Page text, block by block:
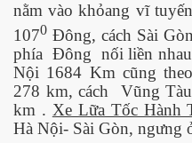
nằm vào khỏang vĩ tuyến
1070 Đông, cách Sài Gòn
phía Đông nối liền
Nội 1684 Km cũng
278 km, cách
Vũng
km . Xe Lữa Tốc Hành
Hà Nội- Sài Gòn, ngưng
nay